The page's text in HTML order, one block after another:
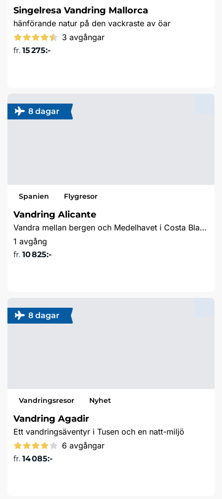
Singelresa Vandring Mallorca
hänförande natur på den vackraste av öar
3 avgångar
fr. 15 275:-
8 dagar
Spanien Flygresor
Vandring Alicante
Vandra mellan bergen och Medelhavet i Costa Blanca
1 avgång
fr. 10 825:-
8 dagar
Vandringsresor Nyhet
Vandring Agadir
Ett vandringsäventyr i Tusen och en natt-miljö
6 avgångar
fr. 14 085:-